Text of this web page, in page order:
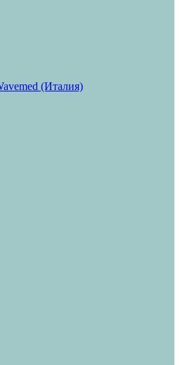
(Италия)